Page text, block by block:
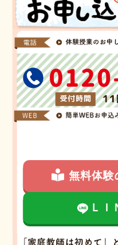
無料体験
Ｌ